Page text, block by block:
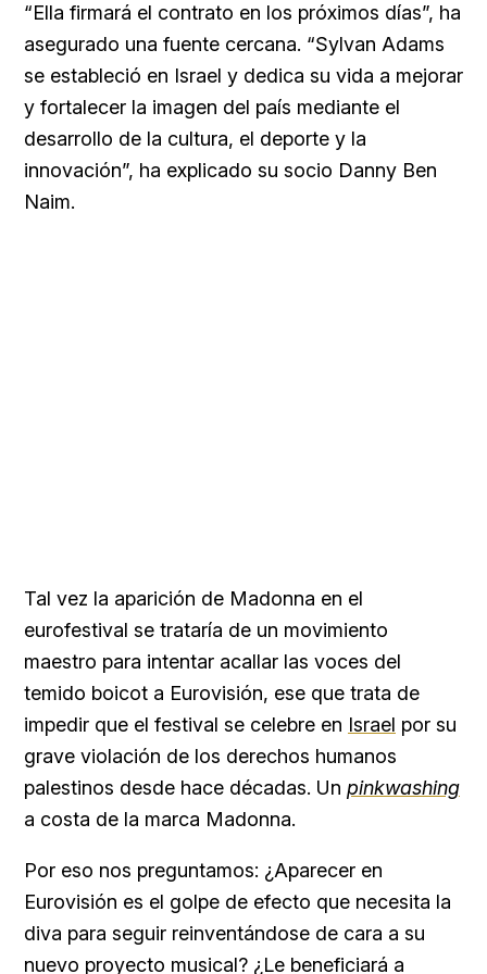
“Ella firmará el contrato en los próximos días”, ha
asegurado una fuente cercana. “Sylvan Adams
se estableció en Israel y dedica su vida a mejorar
y fortalecer la imagen del país mediante el
desarrollo de la cultura, el deporte y la
innovación”, ha explicado su socio Danny Ben
Naim.
Tal vez la aparición de Madonna en el
eurofestival se trataría de un movimiento
maestro para intentar acallar las voces del
temido boicot a Eurovisión, ese que trata de
impedir que el festival se celebre en Israel por su
grave violación de los derechos humanos
palestinos desde hace décadas. Un pinkwashing
a costa de la marca Madonna.
Por eso nos preguntamos: ¿Aparecer en
Eurovisión es el golpe de efecto que necesita la
diva para seguir reinventándose de cara a su
nuevo proyecto musical? ¿Le beneficiará a